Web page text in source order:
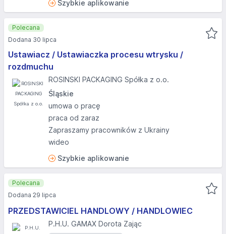
Szybkie aplikowanie
Ustawiacz / Ustawiaczka procesu wtrysku /
rozdmuchu
ROSINSKI PACKAGING Spółka z o.o.
Śląskie
umowa o pracę
praca od zaraz
Zapraszamy pracowników z Ukrainy
wideo
Szybkie aplikowanie
Polecana
Dodana 30 lipca
PRZEDSTAWICIEL HANDLOWY / HANDLOWIEC
P.H.U. GAMAX Dorota Zając
Polecana
Dodana 29 lipca